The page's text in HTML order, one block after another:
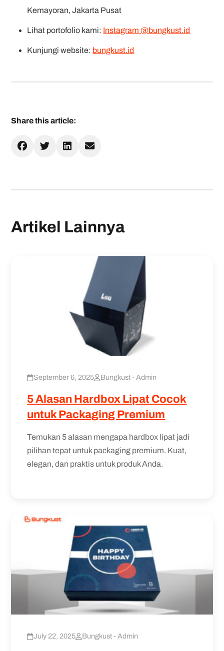
Kemayoran, Jakarta Pusat
Lihat portofolio kami: Instagram @bungkust.id
Kunjungi website: bungkust.id
Share this article:
Artikel Lainnya
September 6, 2025 Bungkust - Admin
5 Alasan Hardbox Lipat Cocok
untuk Packaging Premium
Temukan 5 alasan mengapa hardbox lipat jadi
pilihan tepat untuk packaging premium. Kuat,
elegan, dan praktis untuk produk Anda.
July 22, 2025 Bungkust - Admin